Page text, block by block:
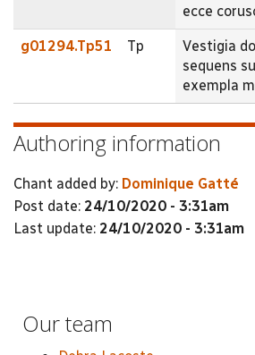
ecce
g01294.Tp51 Tp
Vestigia
sequens
exempla
Authoring information
Chant added by: Dominique Gatté
Post date: 24/10/2020 - 3:31am
Last update: 24/10/2020 - 3:31am
Our team